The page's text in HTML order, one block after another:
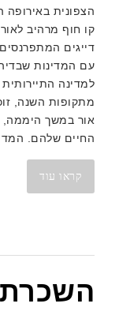
הצפונית באירופה
קו חוף מרהיב
דייגים
עם המדינות
למדינה
אור במשך היממה,
החיים שלהם.
קראו עוד
השכרת